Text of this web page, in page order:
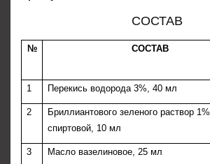
СОСТАВ
№ СОСТАВ
1 Перекись водорода 3%, 40 мл
2
Бриллиантового зеленого раствор 1%
спиртовой, 10 мл
3 Масло вазелиновое, 25 мл